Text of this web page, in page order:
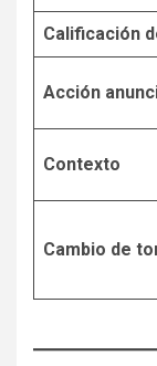
Calificación
Acción
Contexto
Cambio de